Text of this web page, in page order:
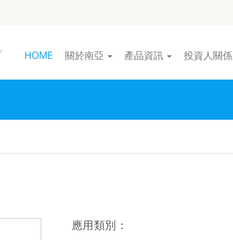
HOME 關於南亞 產品資訊 投資人關係
應用類別：